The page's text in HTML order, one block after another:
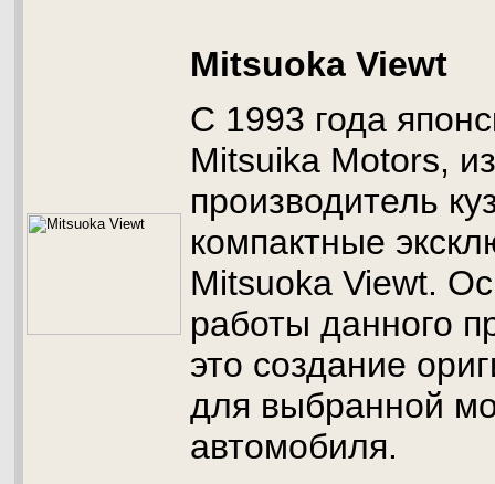
Mitsuoka Viewt
С 1993 года
Mitsuika Motors,
производитель
компактные
Mitsuoka Viewt.
работы данного
это создание
для выбранной
автомобиля.